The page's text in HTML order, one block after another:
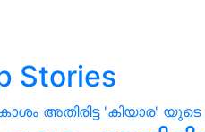
Stories